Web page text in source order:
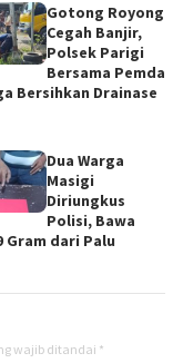
Gotong Royong
Cegah Banjir,
Polsek Parigi
Bersama Pemda
Bersihkan Drainase
Dua Warga
Masigi
Diriungkus
Polisi, Bawa
Gram dari Palu
wajib ditandai *